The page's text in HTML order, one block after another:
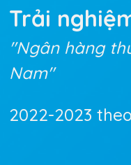
Trải
"Ngân hàng
Nam"
2022-2023